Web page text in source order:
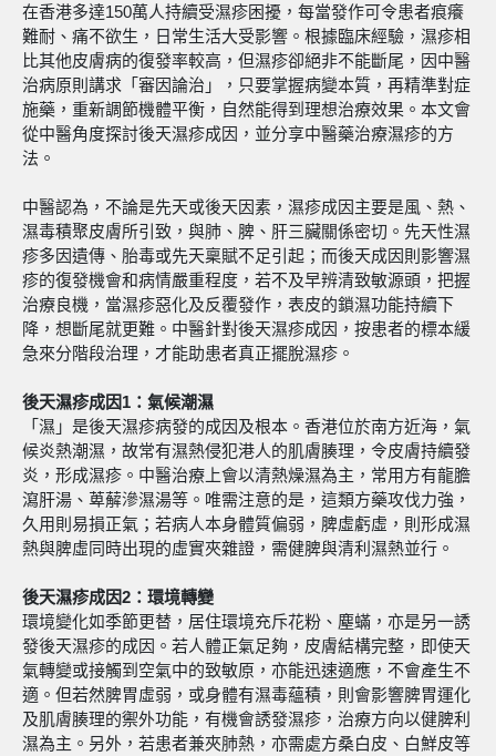
在香港多達150萬人持續受濕疹困擾，每當發作可令患者痕癢
難耐、痛不欲生，日常生活大受影響。根據臨床經驗，濕疹相
比其他皮膚病的復發率較高，但濕疹卻絕非不能斷尾，因中醫
治病原則講求「審因論治」，只要掌握病變本質，再精準對症
施藥，重新調節機體平衡，自然能得到理想治療效果。本文會
從中醫角度探討後天濕疹成因，並分享中醫藥治療濕疹的方
法。
中醫認為，不論是先天或後天因素，濕疹成因主要是風、熱、
濕毒積聚皮膚所引致，與肺、脾、肝三臟關係密切。先天性濕
疹多因遺傳、胎毒或先天稟賦不足引起；而後天成因則影響濕
疹的復發機會和病情嚴重程度，若不及早辨清致敏源頭，把握
治療良機，當濕疹惡化及反覆發作，表皮的鎖濕功能持續下
降，想斷尾就更難。中醫針對後天濕疹成因，按患者的標本緩
急來分階段治理，才能助患者真正擺脫濕疹。
後天濕疹成因1：氣候潮濕
「濕」是後天濕疹病發的成因及根本。香港位於南方近海，氣
候炎熱潮濕，故常有濕熱侵犯港人的肌膚腠理，令皮膚持續發
炎，形成濕疹。中醫治療上會以清熱燥濕為主，常用方有龍膽
瀉肝湯、萆薢滲濕湯等。唯需注意的是，這類方藥攻伐力強，
久用則易損正氣；若病人本身體質偏弱，脾虛虧虛，則形成濕
熱與脾虛同時出現的虛實夾雜證，需健脾與清利濕熱並行。
後天濕疹成因2 ： 環境轉變
環境變化如季節更替，居住環境充斥花粉、塵蟎，亦是另一誘
發後天濕疹的成因。若人體正氣足夠，皮膚結構完整，即使天
氣轉變或接觸到空氣中的致敏原，亦能迅速適應，不會產生不
適。但若然脾胃虛弱，或身體有濕毒蘊積，則會影響脾胃運化
及肌膚腠理的禦外功能，有機會誘發濕疹，治療方向以健脾利
濕為主。另外，若患者兼夾肺熱，亦需處方桑白皮、白鮮皮等